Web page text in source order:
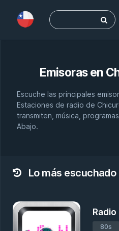
Buscar:
Emisoras en
Escuche las principales
Estaciones de radio de
transmiten, música,
Abajo.
Lo más
80s